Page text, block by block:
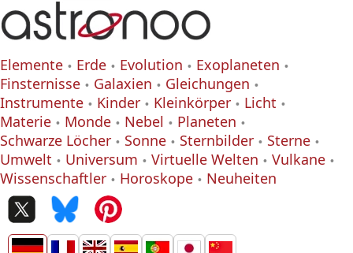
Elemente Erde Evolution
Exoplaneten
Finsternisse
Galaxien
Gleichungen
Instrumente
Kinder Kleinkörper
Licht
Materie
Monde Nebel
Planeten
Schwarze Löcher
Sonne Sternbilder
Sterne
Umwelt
Universum Virtuelle Welten
Vulkane
Wissenschaftler
Horoskope Neuheiten